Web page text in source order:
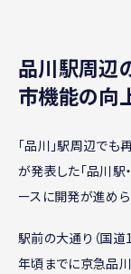
品川駅周辺
市機能の向
「品川」駅周辺で
が発表した「品川駅
ースに開発が進めら
駅前の大通り（国道
年頃までに京急品